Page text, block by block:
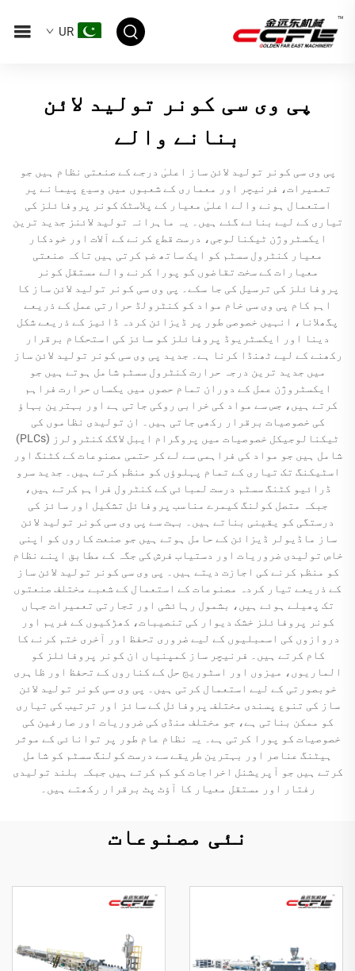
UR
پی وی سی کونر تولید لائن
بنانے والے
پی وی سی کونر تولید لائن ساز اعلیٰ درجے کے صنعتی نظام ہیں جو
تعمیرات، فرنیچر اور معماری کے شعبوں میں وسیع پیمانے پر
استعمال ہونے والے اعلیٰ معیار کے پلاسٹک کونر پروفائلز کی
تیاری کے لیے بنائے گئے ہیں۔ یہ ماہرانہ تولید لائنز جدید ترین
ایکسٹروژن ٹیکنالوجی، درست قطع کرنے کے آلات اور خودکار
معیار کنٹرول سسٹم کو ایک ساتھ ضم کرتی ہیں تاکہ صنعتی
معیارات کے سخت تقاضوں کو پورا کرنے والے مستقل کونر
پروفائلز کی ترسیل کی جا سکے۔ پی وی سی کونر تولید لائن ساز کا
اہم کام پی وی سی خام مواد کو کنٹرولڈ حرارتی عمل کے ذریعے
پگھلانا، انہیں خصوصی طور پر ڈیزائن کردہ ڈائیز کے ذریعے شکل
دینا اور ایکسٹریوڈ پروفائلز کو سائز کی استحکام برقرار
رکھنے کے لیے ٹھنڈا کرنا ہے۔ جدید پی وی سی کونر تولید لائن ساز
میں جدید ترین درجہ حرارت کنٹرول سسٹم شامل ہوتے ہیں جو
ایکسٹروژن عمل کے دوران تمام حصوں میں یکساں حرارت فراہم
کرتے ہیں، جس سے مواد کی خرابی روکی جاتی ہے اور بہترین بہاؤ
کی خصوصیات برقرار رکھی جاتی ہیں۔ ان تولیدی نظاموں کی
ٹیکنالوجیکل خصوصیات میں پروگرام ایبل لاگک کنٹرولرز (PLCs)
شامل ہیں جو مواد کی فراہمی سے لے کر حتمی مصنوعات کے کٹنگ اور
اسٹیکنگ تک تیاری کے تمام پہلوؤں کو منظم کرتے ہیں۔ جدید سرو
ڈرائیو کٹنگ سسٹم درست لمبائی کے کنٹرول فراہم کرتے ہیں،
جبکہ متصل کولنگ کیمرے مناسب پروفائل تشکیل اور سائز کی
درستگی کو یقینی بناتے ہیں۔ بہت سے پی وی سی کونر تولید لائن
ساز ماڈیولر ڈیزائن کے حامل ہوتے ہیں جو صنعت کاروں کو اپنی
خاص تولیدی ضروریات اور دستیاب فرش کی جگہ کے مطابق اپنے نظام
کو منظم کرنے کی اجازت دیتے ہیں۔ پی وی سی کونر تولید لائن ساز
کے ذریعے تیار کردہ مصنوعات کے استعمال کے شعبے مختلف صنعتوں
تک پھیلے ہوئے ہیں، بشمول رہائشی اور تجارتی تعمیرات جہاں
کونر پروفائلز خشک دیوار کی تنصیبات، کھڑکیوں کے فریم اور
دروازوں کی اسمبلیوں کے لیے ضروری تحفظ اور آخری ختم کرنے کا
کام کرتے ہیں۔ فرنیچر ساز کمپنیاں ان کونر پروفائلز کو
الماریوں، میزوں اور اسٹوریج حل کے کناروں کے تحفظ اور ظاہری
خوبصورتی کے لیے استعمال کرتی ہیں۔ پی وی سی کونر تولید لائن
ساز کی تنوع پسندی مختلف پروفائل کے سائز اور ترتیب کی تیاری
کو ممکن بناتی ہے، جو مختلف منڈی کی ضروریات اور صارفین کی
خصوصیات کو پورا کرتی ہے۔ یہ نظام عام طور پر توانائی کے موثر
ہیٹنگ عناصر اور بہترین طریقے سے درست کولنگ سسٹم کو شامل
کرتے ہیں جو آپریشنل اخراجات کو کم کرتے ہیں جبکہ بلند تولیدی
رفتار اور مستقل معیار کا آؤٹ پٹ برقرار رکھتے ہیں۔
نئی مصنوعات